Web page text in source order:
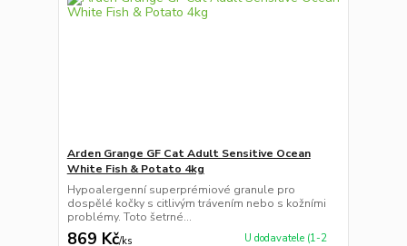
Arden Grange GF Cat Adult Sensitive Ocean
White Fish & Potato 4kg
Hypoalergenní superprémiové granule pro
dospělé kočky s citlivým trávením nebo s kožními
problémy. Toto šetrné...
869 Kč/ks
U dodavatele (1-2